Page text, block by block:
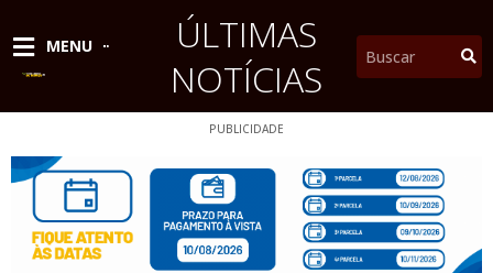
conteúdo
MENU
ÚLTIMAS
NOTÍCIAS
Pesquisar
PUBLICIDADE